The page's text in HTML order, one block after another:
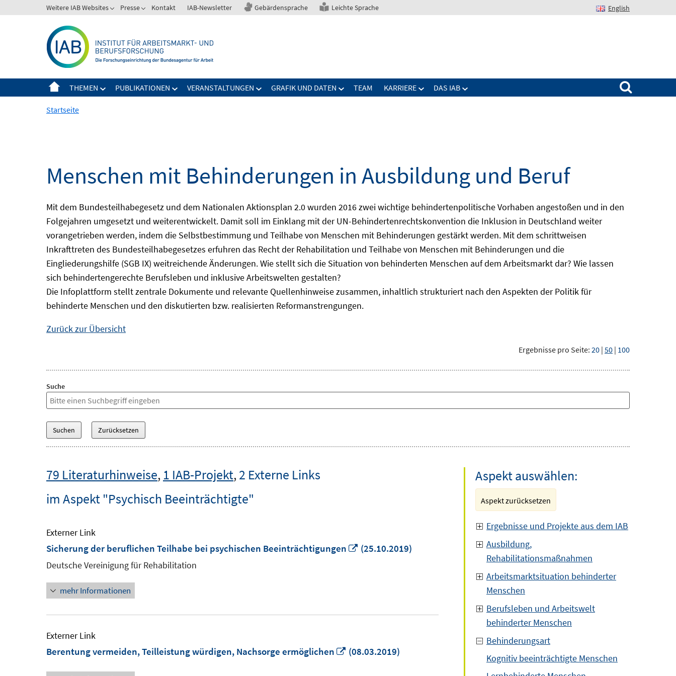
zum
Weitere IAB Websites Presse Kontakt IAB-Newsletter Gebärdensprache Leichte Sprache English
THEMEN PUBLIKATIONEN VERANSTALTUNGEN GRAFIK UND DATEN TEAM KARRIERE DAS IAB
Suchen nach:
Startseite
Menschen mit Behinderungen in Ausbildung und Beruf
Mit dem Bundesteilhabegesetz und dem Nationalen Aktionsplan 2.0 wurden 2016 zwei wichtige behindertenpolitische Vorhaben angestoßen und in den
Folgejahren umgesetzt und weiterentwickelt. Damit soll im Einklang mit der UN-Behindertenrechtskonvention die Inklusion in Deutschland weiter
vorangetrieben werden, indem die Selbstbestimmung und Teilhabe von Menschen mit Behinderungen gestärkt werden. Mit dem schrittweisen
Inkrafttreten des Bundesteilhabegesetzes erfuhren das Recht der Rehabilitation und Teilhabe von Menschen mit Behinderungen und die
Eingliederungshilfe (SGB IX) weitreichende Änderungen. Wie stellt sich die Situation von behinderten Menschen auf dem Arbeitsmarkt dar? Wie lassen
sich behindertengerechte Berufsleben und inklusive Arbeitswelten gestalten?
Die Infoplattform stellt zentrale Dokumente und relevante Quellenhinweise zusammen, inhaltlich strukturiert nach den Aspekten der Politik für
behinderte Menschen und den diskutierten bzw. realisierten Reformanstrengungen.
Zurück zur Übersicht
Ergebnisse pro Seite: 20 | 50 | 100
Suche
79 Literaturhinweise, 1 IAB-Projekt,2 Externe Links
im Aspekt "Psychisch Beeinträchtigte"
Externer Link
Sicherung der beruflichen Teilhabe bei psychischen Beeinträchtigungen
In
(25.10.2019)
Deutsche Vereinigung für Rehabilitation
mehr Informationen
Externer Link
Berentung vermeiden, Teilleistung würdigen, Nachsorge ermöglichen
In
(08.03.2019)
Aspekt auswählen:
Aspekt zurücksetzen
Ergebnisse und Projekte aus dem IAB
Ausbildung,
Rehabilitationsmaßnahmen
Arbeitsmarktsituation behinderter
Menschen
Berufsleben und Arbeitswelt
behinderter Menschen
Behinderungsart
Kognitiv beeinträchtigte Menschen